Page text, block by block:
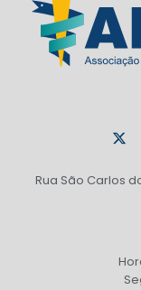
Rua São Carlos